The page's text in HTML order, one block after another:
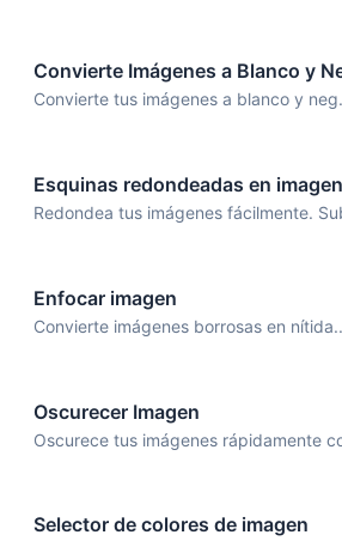
Convierte Imágenes a Blanco y
Convierte tus imágenes a blanco y
Esquinas redondeadas en imagen
Redondea tus imágenes fácilmente.
Enfocar imagen
Convierte imágenes borrosas en
Oscurecer Imagen
Oscurece tus imágenes rápidamente
Selector de colores de imagen